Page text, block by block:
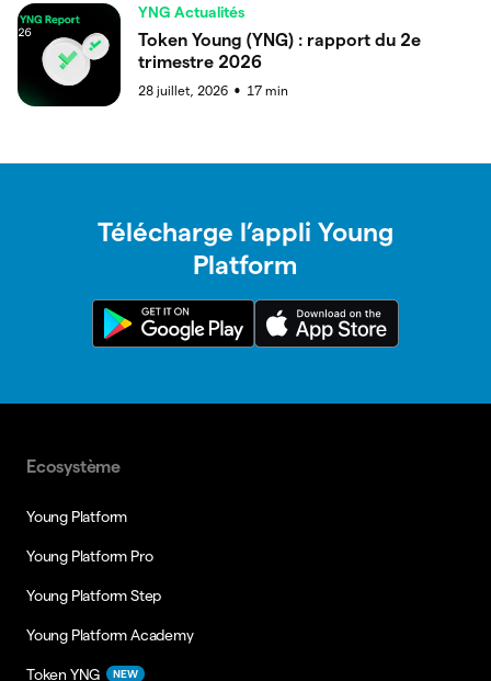
YNG Actualités
Token Young (YNG) : rapport du 2e
trimestre 2026
28 juillet, 2026 ● 17 min
Télécharge l’appli Young
Platform
Ecosystème
Young Platform
Young Platform Pro
Young Platform Step
Young Platform Academy
Token YNG NEW